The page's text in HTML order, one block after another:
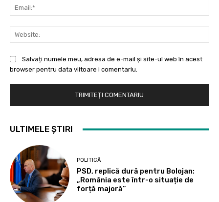
Salvați numele meu, adresa de e-mail și site-ul web în acest
browser pentru data viitoare i comentariu.
ULTIMELE ȘTIRI
POLITICĂ
PSD, replică dură pentru Bolojan:
„România este într-o situație de
forță majoră”